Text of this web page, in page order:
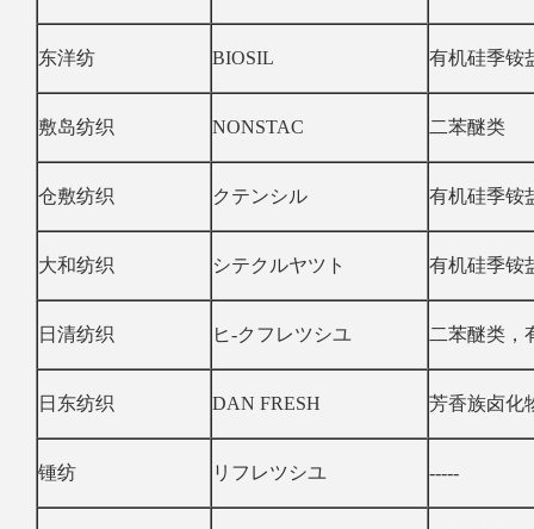
东洋纺 BIOSIL 有机硅季铵
敷岛纺织 NONSTAC 二苯醚类
仓敷纺织 クテンシル 有机硅季铵
大和纺织 シテクルヤツト 有机硅季铵
日清纺织 ヒ-クフレツシユ 二苯醚类，
日东纺织 DAN FRESH 芳香族卤化
锺纺 リフレツシユ -----